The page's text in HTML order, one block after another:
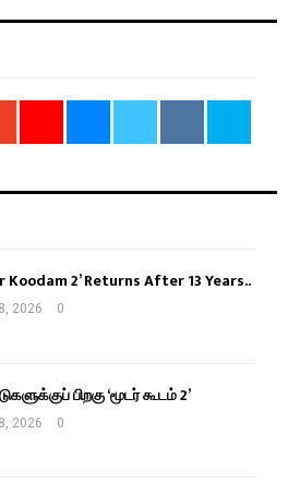
Koodam 2’ Returns After 13 Years..
2026 0
பிறகு ‘மூடர் கூடம் 2’
2026 0